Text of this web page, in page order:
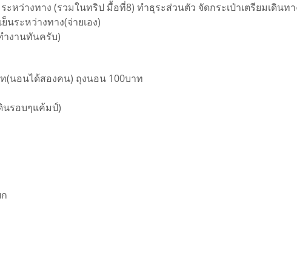
หว่างทาง (รวมในทริป มื้อที่8) ทำธุระส่วนตัว จัดกระเป๋าเตรียมเดินท
นระหว่างทาง(จ่ายเอง)
ำงานทันครับ)
(นอนได้สองคน) ถุงนอน 100บาท
นรอบๆแค้มป์)